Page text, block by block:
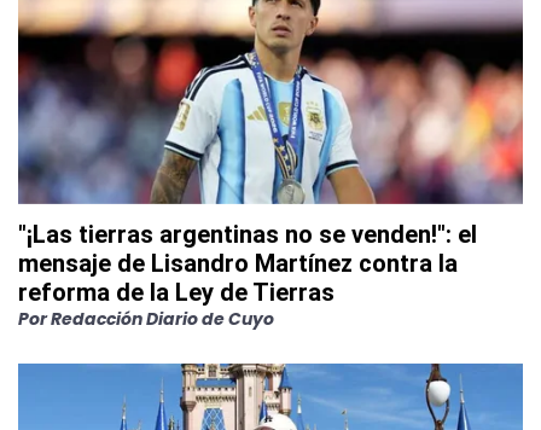
"¡Las tierras argentinas no se venden!": el
mensaje de Lisandro Martínez contra la
reforma de la Ley de Tierras
PorRedacción Diario de Cuyo